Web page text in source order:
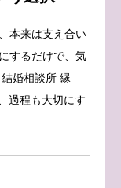
本来は支え合い
するだけで、気
婚相談所 縁
過程も大切にす